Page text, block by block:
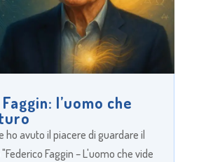
l’uomo che
ho avuto il piacere di guardare il
Faggin – L'uomo che vide